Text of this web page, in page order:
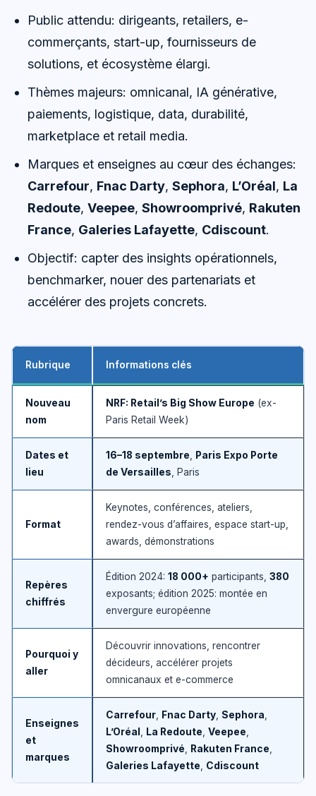
Public attendu: dirigeants, retailers, e-
commerçants, start-up, fournisseurs de
solutions, et écosystème élargi.
Thèmes majeurs: omnicanal, IA générative,
paiements, logistique, data, durabilité,
marketplace et retail media.
Marques et enseignes au cœur des échanges:
Carrefour, Fnac Darty,Sephora, L’Oréal, La
Redoute,Veepee,Showroomprivé, Rakuten
France, Galeries Lafayette, Cdiscount.
Objectif: capter des insights opérationnels,
benchmarker, nouer des partenariats et
accélérer des projets concrets.
Rubrique Informations clés
Nouveau
nom
NRF: Retail’s Big Show Europe (ex-
Paris Retail Week)
Dates et
lieu
16–18 septembre
Paris Expo Porte
de Versailles , Paris
Format
Keynotes, conférences, ateliers,
rendez-vous d’affaires, espace start-up,
awards, démonstrations
Repères
chiffrés
Édition 2024: 18 000+ participants, 380
exposants; édition 2025: montée en
envergure européenne
Pourquoi y
aller
Découvrir innovations, rencontrer
décideurs, accélérer projets
omnicanaux et e-commerce
Enseignes
et
marques
Carrefour Fnac Darty Sephora
L’Oréal
La Redoute Veepee
Showroomprivé
Rakuten France
Galeries Lafayette
Cdiscount